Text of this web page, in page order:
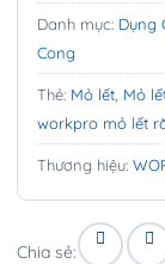
Danh mục: Dụng
Cong
Thẻ: Mỏ lết Mỏ
workpro mỏ lết
Thương hiệu:
Chia sẻ: